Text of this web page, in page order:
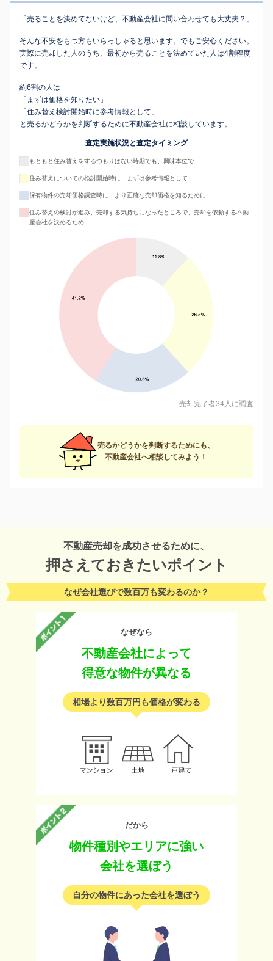
「売ることを決めてないけど、不動産会社に問い合わせても大丈夫？」
そんな不安をもつ方もいらっしゃると思います。でもご安心ください。
実際に売却した人のうち、最初から売ることを決めていた人は4割程度
です。
約6割の人は
「まずは価格を知りたい」
「住み替え検討開始時に参考情報として」
と売るかどうかを判断するために不動産会社に相談しています。
査定実施状況と査定タイミング
もともと住み替えをするつもりはない時期でも、興味本位で
住み替えについての検討開始時に、まずは参考情報として
保有物件の売却価格調査時に、より正確な売却価格を知るために
住み替えの検討が進み、売却する気持ちになったところで、売却を依頼する不動
産会社を決めるため
売却完了者34人に調査
売るかどうかを判断するためにも、
不動産会社へ相談してみよう！
不動産売却を成功させるために、
押さえておきたいポイント
なぜ会社選びで数百万も変わるのか？
なぜなら
不動産会社によって
得意な物件が異なる
相場より数百万円も価格が変わる
だから
物件種別やエリアに強い
会社を選ぼう
自分の物件にあった会社を選ぼう